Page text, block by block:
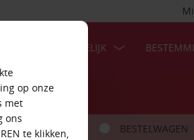
ZAKELIJK
BESTELWAGEN
op onze
met
ons
te klikken,